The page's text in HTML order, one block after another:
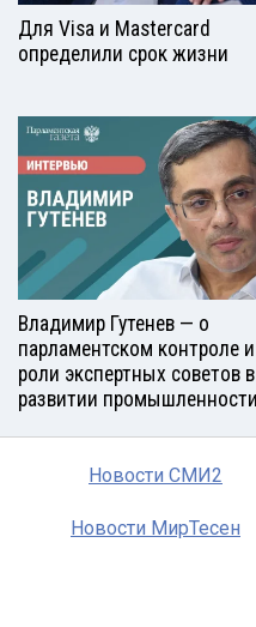
Для Visа и Mastercard
определили срок жизни
Владимир Гутенев — о
парламентском контроле и
роли экспертных советов в
развитии промышленности
Новости СМИ2
Новости МирТесен